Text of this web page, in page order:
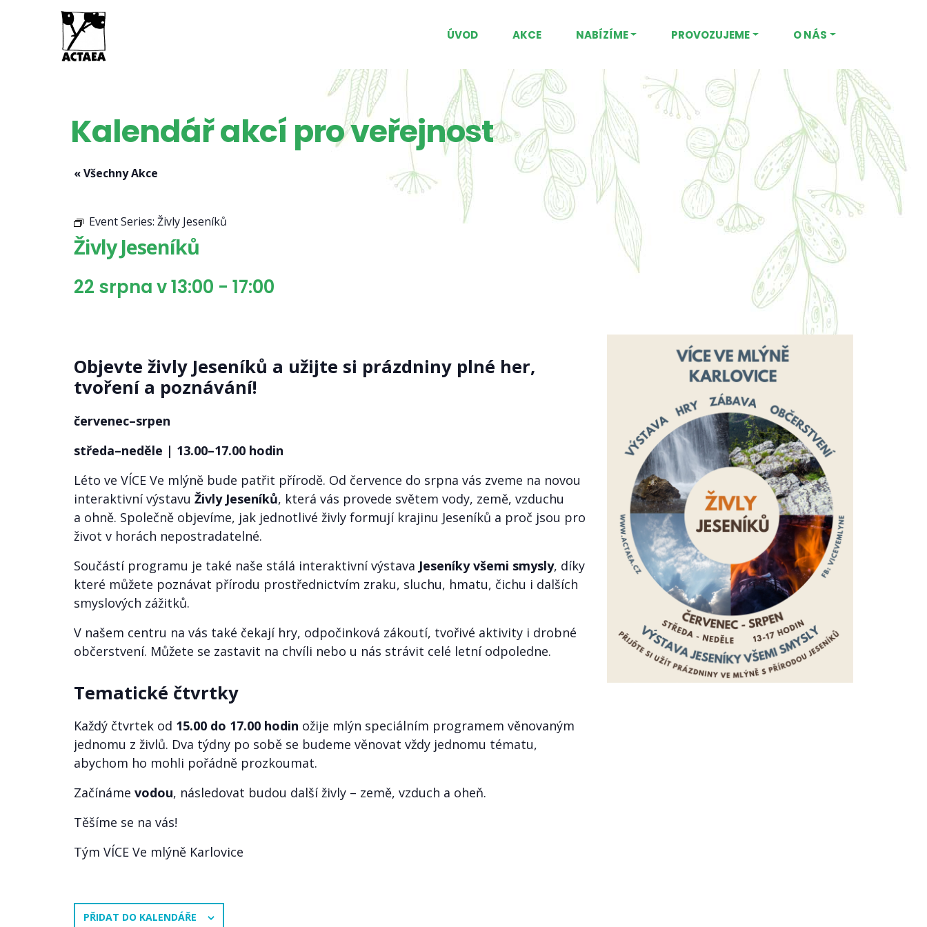
ÚVOD AKCE NABÍZÍME PROVOZUJEME O NÁS
Kalendář akcí pro veřejnost
« Všechny Akce
Event Series: Živly Jeseníků
Živly Jeseníků
22 srpna v 13:00 - 17:00
Objevte živly Jeseníků a užijte si prázdniny plné her,
tvoření a poznávání!
červenec–srpen
středa–neděle | 13.00–17.00 hodin
Léto ve VÍCE Ve mlýně bude patřit přírodě. Od července do srpna vás zveme na novou
interaktivní výstavu Živly Jeseníků, která vás provede světem vody, země, vzduchu
a ohně. Společně objevíme, jak jednotlivé živly formují krajinu Jeseníků a proč jsou pro
život v horách nepostradatelné.
Součástí programu je také naše stálá interaktivní výstava Jeseníky všemi smysly, díky
které můžete poznávat přírodu prostřednictvím zraku, sluchu, hmatu, čichu i dalších
smyslových zážitků.
V našem centru na vás také čekají hry, odpočinková zákoutí, tvořivé aktivity i drobné
občerstvení. Můžete se zastavit na chvíli nebo u nás strávit celé letní odpoledne.
Tematické čtvrtky
Každý čtvrtek od 15.00 do 17.00 hodin ožije mlýn speciálním programem věnovaným
jednomu z živlů. Dva týdny po sobě se budeme věnovat vždy jednomu tématu,
abychom ho mohli pořádně prozkoumat.
Začínáme vodou, následovat budou další živly – země, vzduch a oheň.
Těšíme se na vás!
Tým VÍCE Ve mlýně Karlovice
PŘIDAT DO KALENDÁŘE